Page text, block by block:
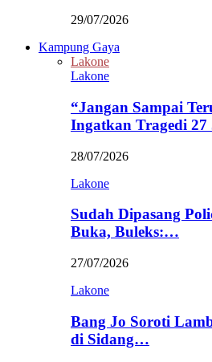
29/07/2026
Kampung Gaya
Lakone
Lakone
“Jangan Sampai
Ingatkan Tragedi
28/07/2026
Lakone
Sudah Dipasang
Buka, Buleks:…
27/07/2026
Lakone
Bang Jo Soroti
di Sidang…